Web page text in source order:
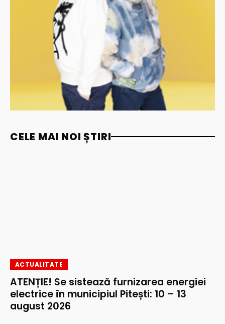
CELE MAI NOI ȘTIRI
ACTUALITATE
ATENȚIE! Se sistează furnizarea energiei
electrice în municipiul Pitești: 10 – 13
august 2026